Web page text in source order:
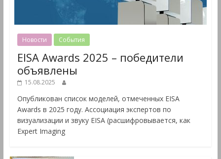
Новости События
EISA Awards 2025 – победители
объявлены
15.08.2025
Опубликован список моделей, отмеченных EISA
Awards в 2025 году. Ассоциация экспертов по
визуализации и звуку EISA (расшифровывается, как
Expert Imaging